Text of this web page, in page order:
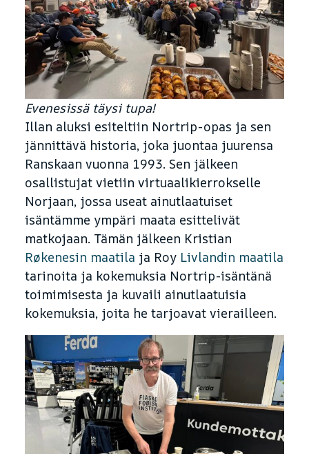
Evenesissä täysi tupa!
Illan aluksi esiteltiin Nortrip-opas ja sen
jännittävä historia, joka juontaa juurensa
Ranskaan vuonna 1993. Sen jälkeen
osallistujat vietiin virtuaalikierrokselle
Norjaan, jossa useat ainutlaatuiset
isäntämme ympäri maata esittelivät
matkojaan. Tämän jälkeen Kristian
Røkenesin maatila ja Roy Livlandin maatila
tarinoita ja kokemuksia Nortrip-isäntänä
toimimisesta ja kuvaili ainutlaatuisia
kokemuksia, joita he tarjoavat vierailleen.